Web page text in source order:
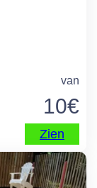
van
10€
Zien